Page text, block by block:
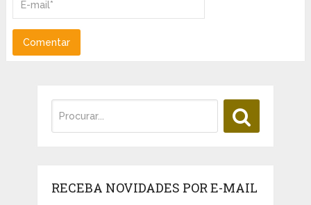
RECEBA NOVIDADES POR E-MAIL